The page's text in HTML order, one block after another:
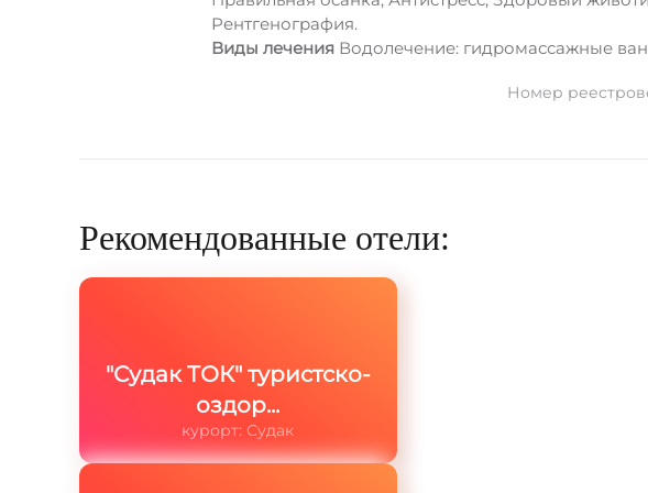
Рентгенография.
Виды лечения Водолечение: гидромассажные
Номер
Рекомендованные отели:
"Судак ТОК" туристско-
оздор...
курорт: Судак